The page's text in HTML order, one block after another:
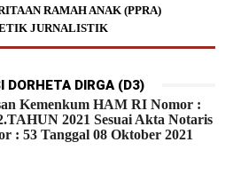
RAMAH ANAK (PPRA)
JURNALISTIK
DORHETA DIRGA (D3)
Kemenkum HAM RI Nomor :
2021 Sesuai Akta Notaris
: 53 Tanggal 08 Oktober 2021